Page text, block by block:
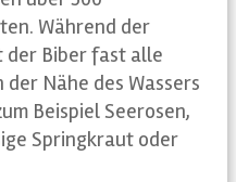
Während der
der Biber fast alle
Nähe des Wassers
Beispiel Seerosen,
Springkraut oder